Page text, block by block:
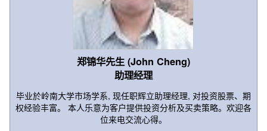
郑锦华先生 (John Cheng)
助理经理
毕业於岭南大学市场学系, 现任职辉立助理经理, 对投资股票、期
权经验丰富。 本人乐意为客户提供投资分析及买卖策略。欢迎各
位来电交流心得。